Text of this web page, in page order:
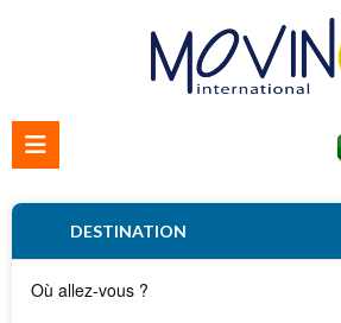
Contacter nous
DESTINATION